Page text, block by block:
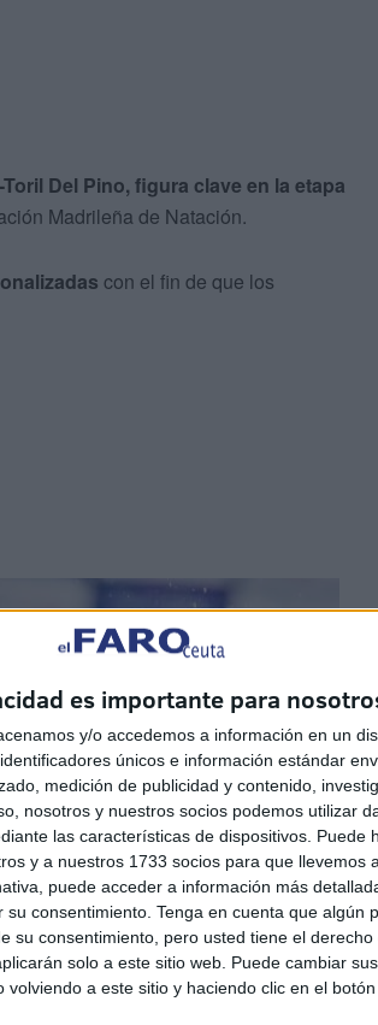
es importante para
y/o accedemos a información en un
únicos e información estándar
medición de publicidad y contenido,
nosotros y nuestros socios podemos utilizar
las características de dispositivos. Puede
y a nuestros 1733 socios para que llevemos
puede acceder a información más
su consentimiento. Tenga en cuenta que algún
su consentimiento, pero usted tiene el
solo a este sitio web. Puede cambiar
a este sitio y haciendo clic en el
Del Pino, figura clave en la etapa
Madrileña de Natación.
con el fin de que los